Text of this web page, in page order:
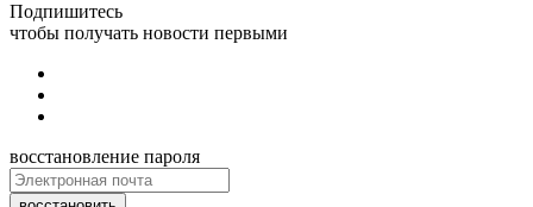
Подпишитесь
чтобы получать новости первыми
восстановление пароля